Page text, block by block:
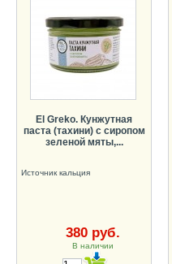
El Greko. Кунжутная
паста (тахини) с сиропом
зеленой мяты,...
Источник кальция
380 руб.
В наличии